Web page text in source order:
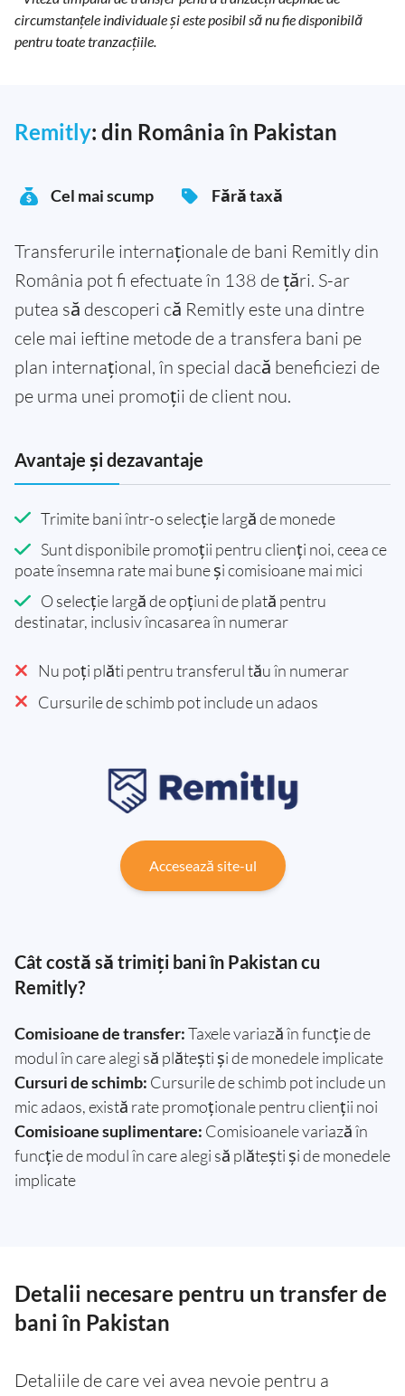
circumstanțele individuale și este posibil să nu fie disponibilă
pentru toate tranzacțiile.
Remitly: din România în Pakistan
Cel mai scump Fără taxă
Transferurile internaționale de bani Remitly din
România pot fi efectuate în 138 de țări. S-ar
putea să descoperi că Remitly este una dintre
cele mai ieftine metode de a transfera bani pe
plan internațional, în special dacă beneficiezi de
pe urma unei promoții de client nou.
Avantaje și dezavantaje
Trimite bani într-o selecție largă de monede
Sunt disponibile promoții pentru clienți noi, ceea ce
poate însemna rate mai bune și comisioane mai mici
O selecție largă de opțiuni de plată pentru
destinatar, inclusiv încasarea în numerar
Nu poți plăti pentru transferul tău în numerar
Cursurile de schimb pot include un adaos
Accesează site-ul
Cât costă să trimiți bani în Pakistan cu
Remitly?
Comisioane de transfer:Taxele variază în funcție de
modul în care alegi să plătești și de monedele implicate
Cursuri de schimb: Cursurile de schimb pot include un
mic adaos, există rate promoționale pentru clienții noi
Comisioane suplimentare: Comisioanele variază în
funcție de modul în care alegi să plătești și de monedele
implicate
Detalii necesare pentru un transfer de
bani în Pakistan
Detaliile de care vei avea nevoie pentru a